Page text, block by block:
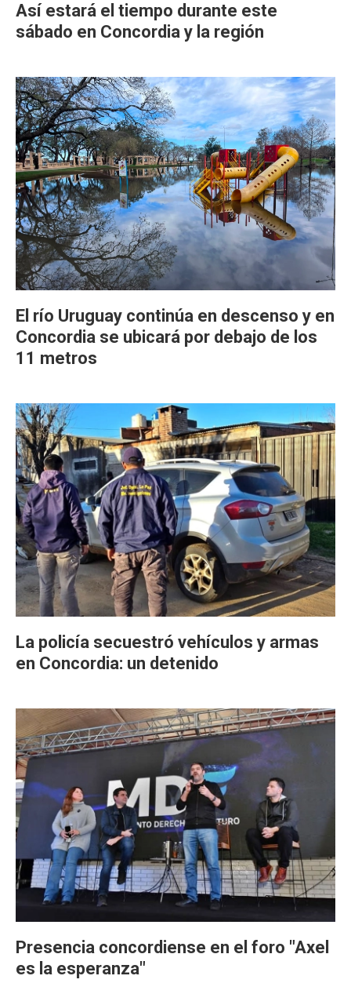
Así estará el tiempo durante este
sábado en Concordia y la región
El río Uruguay continúa en descenso y en
Concordia se ubicará por debajo de los
11 metros
La policía secuestró vehículos y armas
en Concordia: un detenido
Presencia concordiense en el foro "Axel
es la esperanza"